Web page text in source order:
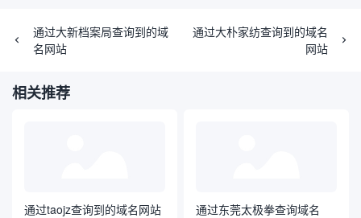
通过大新档案局查询到的域
名网站
通过大朴家纺查询到的域名
网站
相关推荐
通过taojz查询到的域名网站 通过东莞太极拳查询域名